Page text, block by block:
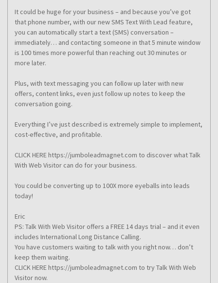
It could be huge for your business – and because you’ve got
that phone number, with our new SMS Text With Lead feature,
you can automatically start a text (SMS) conversation –
immediately… and contacting someone in that 5 minute window
is 100 times more powerful than reaching out 30 minutes or
more later.
Plus, with text messaging you can follow up later with new
offers, content links, even just follow up notes to keep the
conversation going.
Everything I’ve just described is extremely simple to implement,
cost-effective, and profitable.
CLICK HERE https://jumboleadmagnet.com to discover what Talk
With Web Visitor can do for your business.
You could be converting up to 100X more eyeballs into leads
today!
Eric
PS: Talk With Web Visitor offers a FREE 14 days trial – and it even
includes International Long Distance Calling.
You have customers waiting to talk with you right now… don’t
keep them waiting.
CLICK HERE https://jumboleadmagnet.com to try Talk With Web
Visitor now.